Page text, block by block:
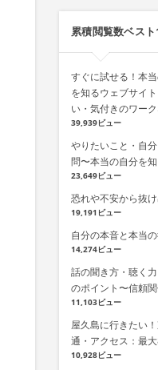
累積閲覧数ベス
すぐに試せる！本
を知るウェブサイ
い・気付きのワー
39,939ビュー
やりたいこと・自
問〜本当の自分を
23,649ビュー
恐れや不安から抜
19,191ビュー
自分の本音と本当
14,274ビュー
話の聞き方・聴く
のポイント〜信頼
11,103ビュー
屋久島に行きたい
通・アクセス：最
10,928ビュー